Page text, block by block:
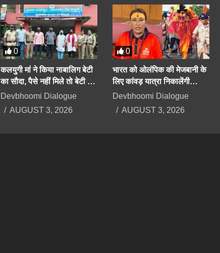
0
कलयुगी मां ने किया नाबालिग बेटी
का सौदा, पैसे नहीं मिले तो बेटी के
अपहरण का झूठा मुकदमा दर्ज
Devbhoomi Dialogue
AUGUST 3, 2026
0
भारत को ओलंपिक की मेजबानी के
लिए कांवड़ यात्रा निकालेंगी
उत्तराखंड की मंत्री रेखा आर्या
Devbhoomi Dialogue
AUGUST 3, 2026